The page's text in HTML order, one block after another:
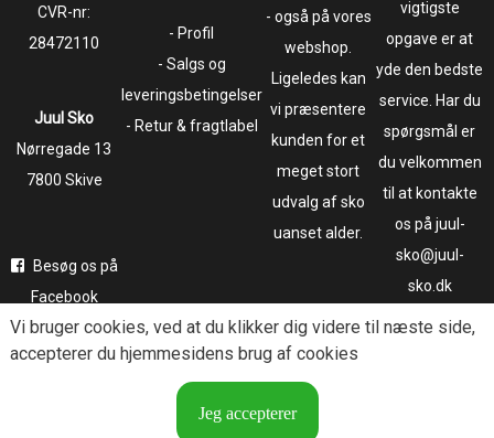
CVR-nr:
28472110
Juul Sko
​​​​​​​Nørregade 13
7800 Skive
Besøg os på
Facebook
Følg os på
- Profil
- Salgs og
leveringsbetingelser
- Retur & fragtlabel
- også på vores
webshop.
Ligeledes kan
vi præsentere
kunden for et
meget stort
udvalg af sko
uanset alder.
vigtigste
opgave er at
yde den bedste
service. Har du
spørgsmål er
du velkommen
til at kontakte
os på juul-
sko@juul-
sko.dk
Vi bruger cookies, ved at du klikker dig videre til næste side,
accepterer du hjemmesidens brug af cookies
Jeg accepterer